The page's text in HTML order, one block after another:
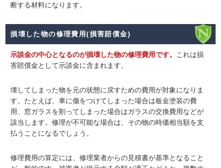
断する材料になります。
損壊した物の修理費用(損害賠償金)
示談金の中心となるのが損壊した物の修理費用です。
これは損
害賠償金として示談金に含まれます。
壊してしまった物を元の状態に戻すための費用が対象になりま
す。たとえば、車に傷をつけてしまった場合は板金塗装の費
用、窓ガラスを割ってしまった場合はガラスの交換費用などが
該当します。修理が不可能な場合は、その物の時価相当額を支
払うことになるでしょう。
修理費用の算定には、修理業者からの見積書が基準となること